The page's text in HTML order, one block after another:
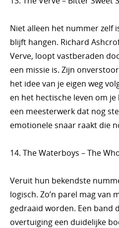
Niet alleen het nummer zelf
blijft hangen. Richard
Verve, loopt vastberaden
een missie is. Zijn
het idee van je eigen weg
en het hectische leven om je
een meesterwerk dat nog
emotionele snaar raakt die
14. The Waterboys – The
Veruit hun bekendste
logisch. Zo’n parel mag van
gedraaid worden. Een band
overtuiging een duidelijke